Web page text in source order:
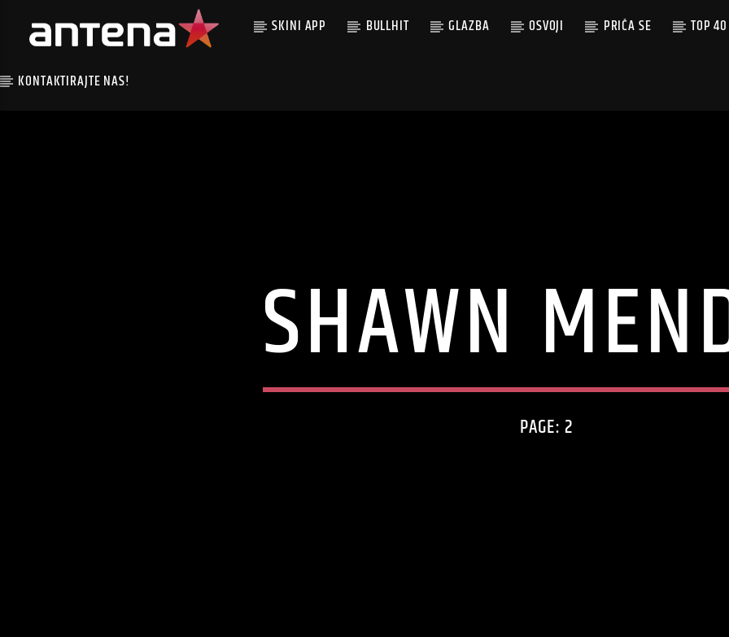
SKINI APP BULLHIT GLAZBA OSVOJI PRIČA SE TOP 40
KONTAKTIRAJTE NAS!
SHAWN
PAGE: 2